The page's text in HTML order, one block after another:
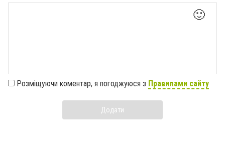
🙂
Розміщуючи коментар, я погоджуюся з Правилами сайту
Додати